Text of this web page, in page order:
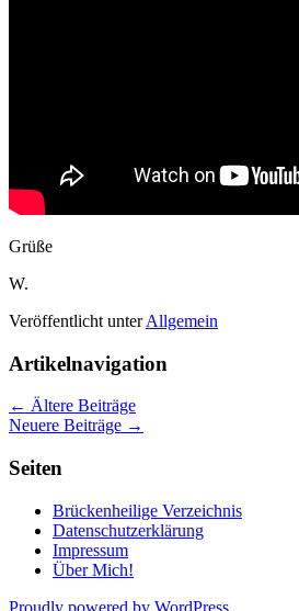
Grüße
W.
Veröffentlicht unter Allgemein
Artikelnavigation
← Ältere Beiträge
Neuere Beiträge →
Seiten
Brückenheilige Verzeichnis
Datenschutzerklärung
Impressum
Über Mich!
Proudly powered by WordPress